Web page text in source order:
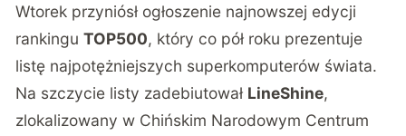
Wtorek przyniósł ogłoszenie najnowszej edycji
rankinguTOP500, który co pół roku prezentuje
listę najpotężniejszych superkomputerów świata.
Na szczycie listy zadebiutował LineShine,
zlokalizowany w Chińskim Narodowym Centrum